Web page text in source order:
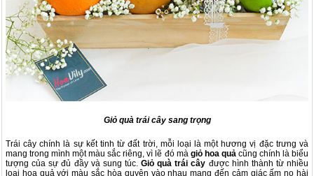
Giỏ quà trái cây sang trọng
Trái cây chính là sự kết tinh từ đất trời, mỗi loại là một hương vị đặc trưng và
mang trong mình một màu sắc riêng, vì lẽ đó mà giỏ hoa quả cũng chính là biểu
tượng của sự đủ đầy và sung túc. Giỏ quà trái cây được hình thành từ nhiều
loại hoa quả với màu sắc hòa quyện vào nhau mang đến cảm giác ấm no hài